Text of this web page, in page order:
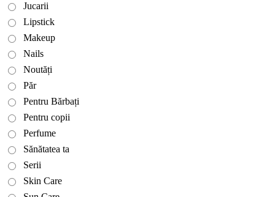
Jucarii
Lipstick
Makeup
Nails
Noutăți
Păr
Pentru Bărbați
Pentru copii
Perfume
Sănătatea ta
Serii
Skin Care